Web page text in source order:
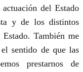
del Estado
y de los distintos
También me
sentido de que las
prestarnos de